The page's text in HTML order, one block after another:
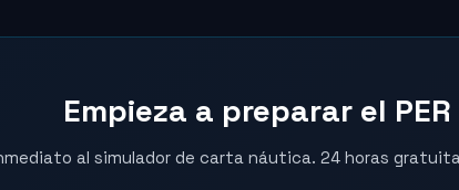
Empieza a preparar el
al simulador de carta náutica. 24 horas